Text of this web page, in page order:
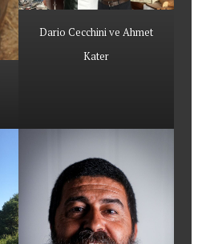
Dario Cecchini ve Ahmet
Kater